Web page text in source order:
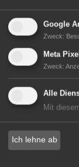
GABOT
1A-Lage, ihre
grünen
Repräsentative
IHREN Betrieb!
Google
Zweck:
Meta Pixel
Zweck:
Alle
Mit
Ich lehne ab